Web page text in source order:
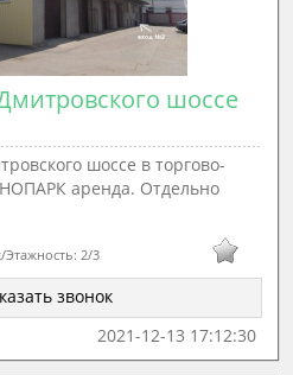
шоссе
шоссе в торгово-
аренда. Отдельно
Этажность: 2/3
звонок
2021-12-13 17:12:30